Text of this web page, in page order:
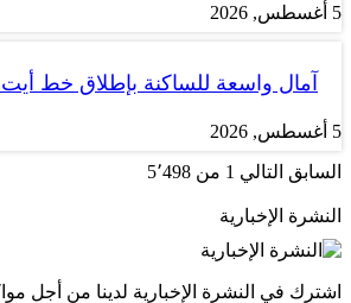
5 أغسطس, 2026
آمال واسعة للساكنة بإطلاق خط أيت
5 أغسطس, 2026
السابق التالي 1 من 5٬498
النشرة الإخبارية
اشترك في النشرة الإخبارية لدينا من أجل